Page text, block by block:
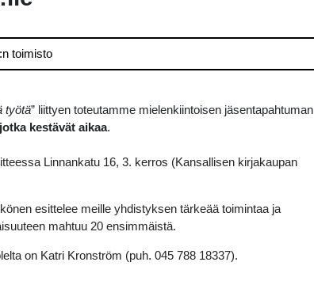
toimisto
työtä” liittyen toteutamme mielenkiintoisen jäsentapahtuman
kestävät aikaa.
Linnankatu 16, 3. kerros (Kansallisen kirjakaupan
esittelee meille yhdistyksen tärkeää toimintaa ja
mahtuu 20 ensimmäistä.
on Katri Kronström (puh. 045 788 18337).